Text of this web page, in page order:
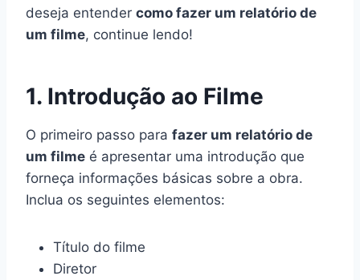
deseja entender como fazer um relatório de
um filme, continue lendo!
1. Introdução ao Filme
O primeiro passo para fazer um relatório de
um filme é apresentar uma introdução que
forneça informações básicas sobre a obra.
Inclua os seguintes elementos:
Título do filme
Diretor